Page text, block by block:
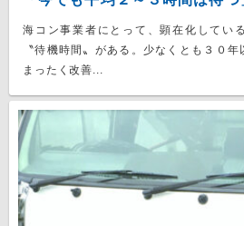
海コン事業者にとって、顕在化してい
〝待機時間〟がある。少なくとも３０年
まったく改善...